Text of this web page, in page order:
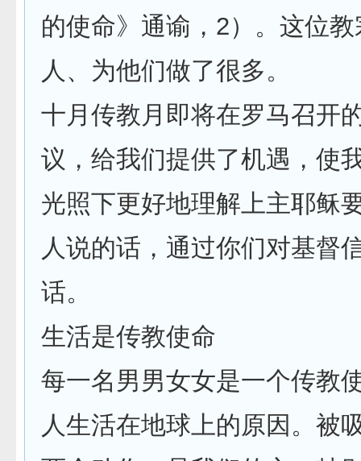
的使命》通谕，2）。这位
人、为他们做了很多。
十月传教月即将在罗马召开
议，给我们提供了机遇，使
光照下更好地理解上主耶稣
人说的话，通过你们对基督
话。
生活是传教使命
每一名男男女女是一个传教
人生活在地球上的原因。被